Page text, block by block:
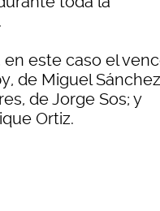
este caso el
de Miguel
de Jorge Sos; y
Ortiz.